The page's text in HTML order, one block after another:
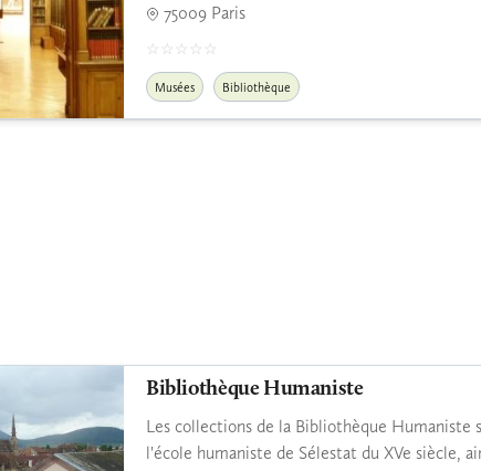
75009 Paris
Musées Bibliothèque
Bibliothèque Humaniste
Les collections de la Bibliothèque Humaniste
l'école humaniste de Sélestat du XVe siècle,